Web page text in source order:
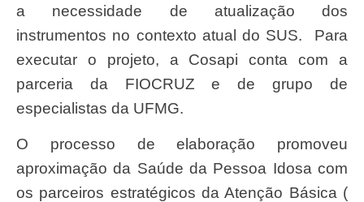
a necessidade de atualização dos
instrumentos no contexto atual do SUS. Para
executar o projeto, a Cosapi conta com a
parceria da FIOCRUZ e de grupo de
especialistas da UFMG.
O processo de elaboração promoveu
aproximação da Saúde da Pessoa Idosa com
os parceiros estratégicos da Atenção Básica (